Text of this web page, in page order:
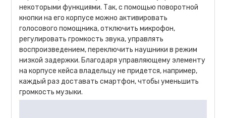
некоторыми функциями. Так, с помощью поворотной
кнопки на его корпусе можно активировать
голосового помощника, отключить микрофон,
регулировать громкость звука, управлять
воспроизведением, переключить наушники в режим
низкой задержки. Благодаря управляющему элементу
на корпусе кейса владельцу не придется, например,
каждый раз доставать смартфон, чтобы уменьшить
громкость музыки.